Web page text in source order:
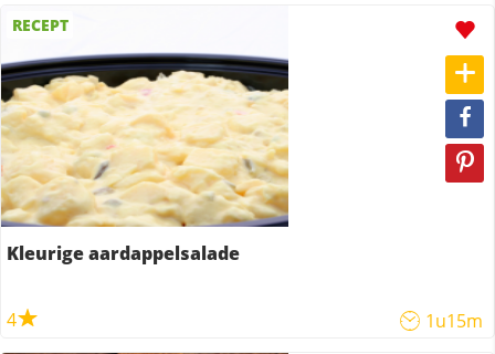
RECEPT
Kleurige aardappelsalade
4 1u15m